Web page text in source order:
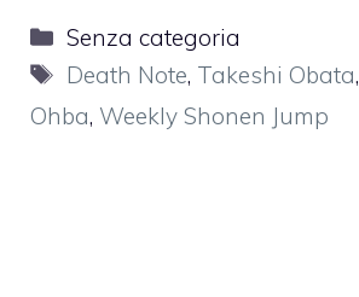
Categorie
Senza categoria
Tag
Death Note, Takeshi Obata,
Ohba, Weekly Shonen Jump